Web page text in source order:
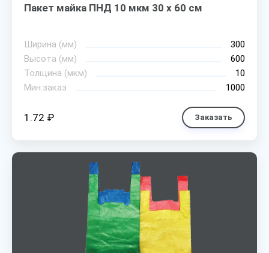
Пакет майка ПНД 10 мкм 30 х 60 см
Ширина (мм)
300
Высота (мм)
600
Толщина (мкм)
10
Мин.заказ
1000
1.72 ₽ Заказать